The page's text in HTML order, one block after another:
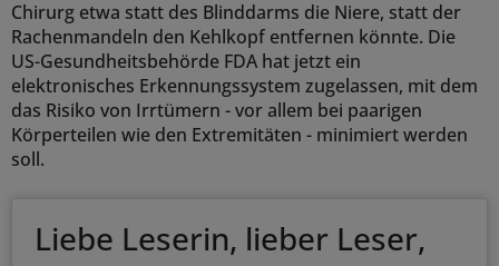
Chirurg etwa statt des Blinddarms die Niere, statt der
Rachenmandeln den Kehlkopf entfernen könnte. Die
US-Gesundheitsbehörde FDA hat jetzt ein
elektronisches Erkennungssystem zugelassen, mit dem
das Risiko von Irrtümern - vor allem bei paarigen
Körperteilen wie den Extremitäten - minimiert werden
soll.
Liebe Leserin, lieber Leser,